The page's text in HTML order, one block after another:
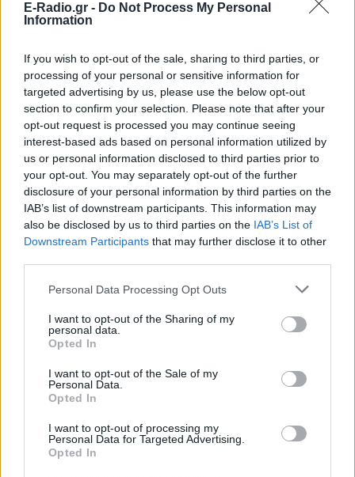
E-Radio.gr - Do Not Process My Personal
Information
If you wish to opt-out of the sale, sharing to third parties, or
processing of your personal or sensitive information for
targeted advertising by us, please use the below opt-out
section to confirm your selection. Please note that after your
opt-out request is processed you may continue seeing
interest-based ads based on personal information utilized by
us or personal information disclosed to third parties prior to
your opt-out. You may separately opt-out of the further
disclosure of your personal information by third parties on the
IAB’s list of downstream participants. This information may
also be disclosed by us to third parties on the IAB’s List of
Downstream Participants that may further disclose it to other
Personal Data Processing Opt Outs
I want to opt-out of the Sharing of my
personal data.
Opted In
I want to opt-out of the Sale of my
Personal Data.
Opted In
I want to opt-out of processing my
Personal Data for Targeted Advertising.
Opted In
Ακολουθήστε το E-Radio.gr και στο Instagram
ΔΙΑΦΗΜΙΣΗ
ΔΕΙΤΕ ΕΠΙΣΗΣ